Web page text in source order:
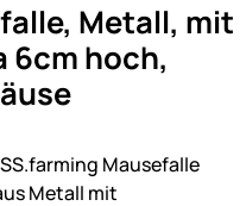
Metall, mit
6cm hoch,